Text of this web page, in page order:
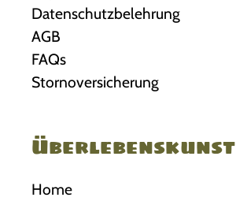
Datenschutzbelehrung
AGB
FAQs
Stornoversicherung
Überlebenskunst
Home